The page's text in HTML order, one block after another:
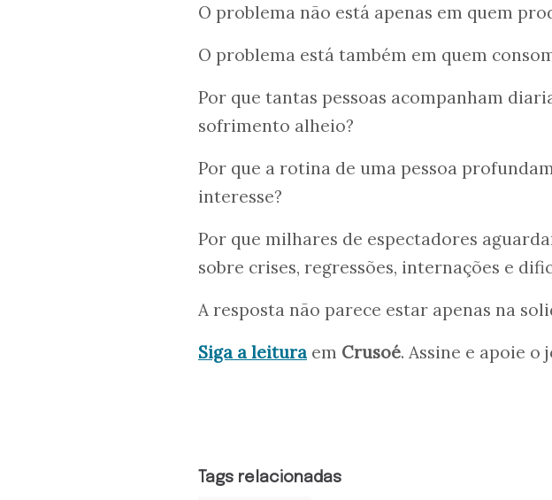
O problema não está apenas em quem
O problema está também em quem
Por que tantas pessoas acompanham
sofrimento alheio?
Por que a rotina de uma pessoa
interesse?
Por que milhares de espectadores
sobre crises, regressões, internações e
A resposta não parece estar apenas na
Siga a leitura em Crusoé. Assine e apoie
Tags relacionadas